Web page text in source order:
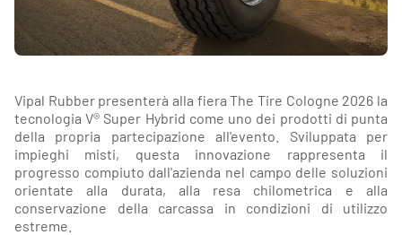
Vipal Rubber presenterà alla fiera The Tire Cologne 2026 la
tecnologia V® Super Hybrid come uno dei prodotti di punta
della propria partecipazione all'evento. Sviluppata per
impieghi misti, questa innovazione rappresenta il
progresso compiuto dall'azienda nel campo delle soluzioni
orientate alla durata, alla resa chilometrica e alla
conservazione della carcassa in condizioni di utilizzo
estreme.